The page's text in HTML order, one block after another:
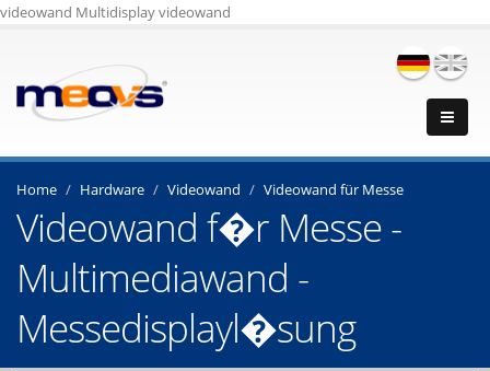
videowand Multidisplay videowand
Home Hardware Videowand Videowand für Messe
Videowand f�r Messe -
Multimediawand -
Messedisplayl�sung